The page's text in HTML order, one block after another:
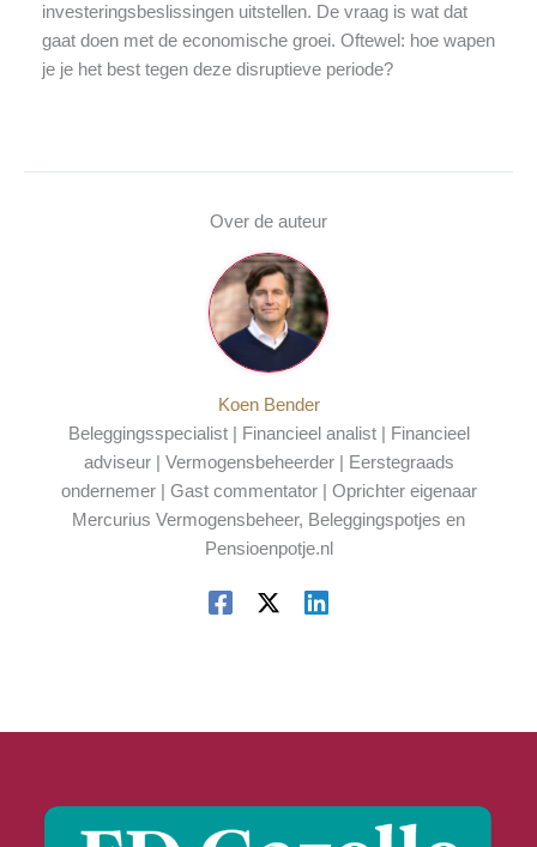
investeringsbeslissingen uitstellen. De vraag is wat dat
gaat doen met de economische groei. Oftewel: hoe wapen
je je het best tegen deze disruptieve periode?
Over de auteur
Koen Bender
Beleggingsspecialist | Financieel analist | Financieel
adviseur | Vermogensbeheerder | Eerstegraads
ondernemer | Gast commentator | Oprichter eigenaar
Mercurius Vermogensbeheer, Beleggingspotjes en
Pensioenpotje.nl